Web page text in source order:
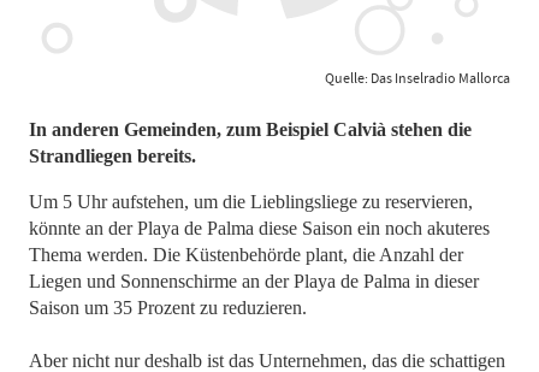
Quelle: Das Inselradio Mallorca
In anderen Gemeinden, zum Beispiel Calvià stehen die
Strandliegen bereits.
Um 5 Uhr aufstehen, um die Lieblingsliege zu reservieren,
könnte an der Playa de Palma diese Saison ein noch akuteres
Thema werden. Die Küstenbehörde plant, die Anzahl der
Liegen und Sonnenschirme an der Playa de Palma in dieser
Saison um 35 Prozent zu reduzieren.
Aber nicht nur deshalb ist das Unternehmen, das die schattigen